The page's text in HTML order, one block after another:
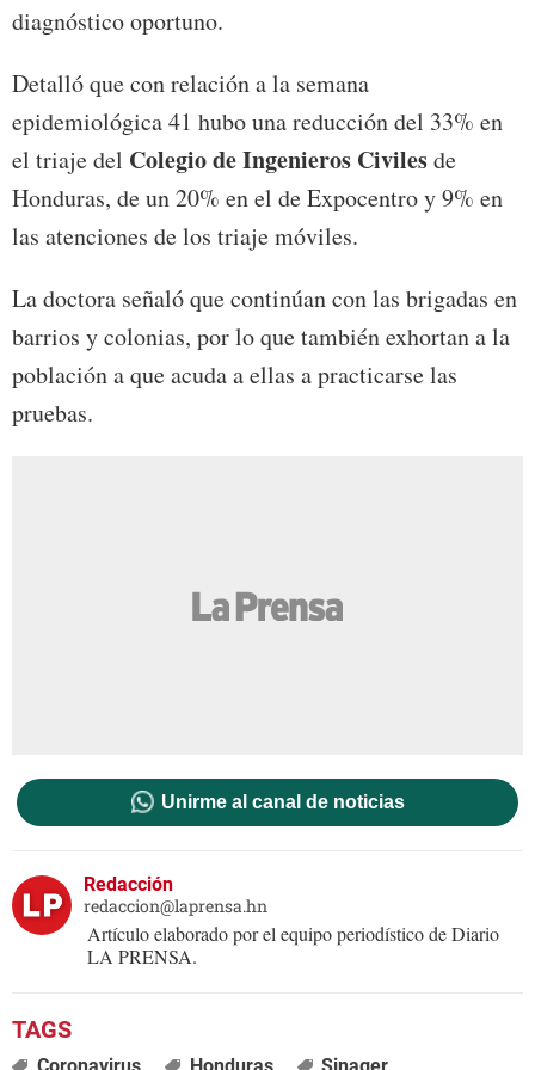
diagnóstico oportuno.
Detalló que con relación a la semana
epidemiológica 41 hubo una reducción del 33% en
el triaje del Colegio de Ingenieros Civilesde
Honduras, de un 20% en el de Expocentro y 9% en
las atenciones de los triaje móviles.
La doctora señaló que continúan con las brigadas en
barrios y colonias, por lo que también exhortan a la
población a que acuda a ellas a practicarse las
pruebas.
Unirme al canal de noticias
Redacción
redaccion@laprensa.hn
Artículo elaborado por el equipo periodístico de Diario
LA PRENSA.